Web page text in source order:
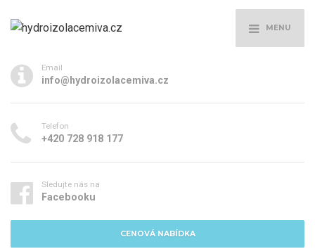
MENU
CENOVÁ NABÍDKA
Email
info@hydroizolacemiva.cz
Telefon
+420 728 918 177
Sledujte nás na
Facebooku